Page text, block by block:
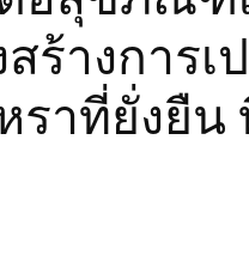
ร้างการเ
ราที่ยั่งยืน